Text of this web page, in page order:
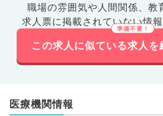
職場の雰囲気や人間関係、 教
求人票に掲載されていない情報
この求人に似ている求人を
医療機関情報